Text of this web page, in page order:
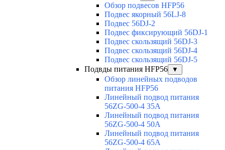
Обзор подвесов HFP56
Подвес якорный 56LJ-8
Подвес 56DJ-2
Подвес фиксирующий 56DJ-1
Подвес скользящий 56DJ-3
Подвес скользящий 56DJ-4
Подвес скользящий 56DJ-5
Подвды питания HFP56
▼
Обзор линейных подводов
питания HFP56
Линейный подвод питания
56ZG-500-4 35A
Линейный подвод питания
56ZG-500-4 50A
Линейный подвод питания
56ZG-500-4 65A